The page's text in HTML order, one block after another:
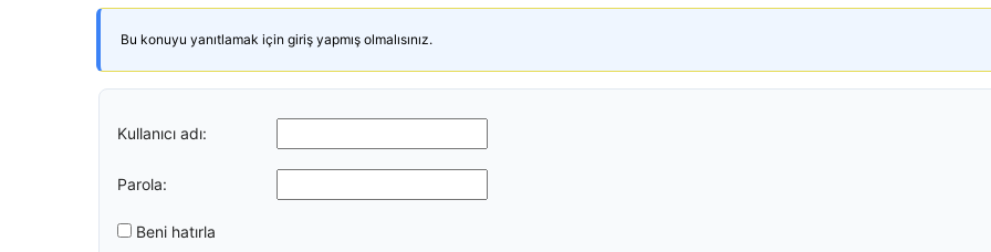
Bu konuyu yanıtlamak için giriş yapmış olmalısınız.
Kullanıcı adı:
Parola:
Beni hatırla